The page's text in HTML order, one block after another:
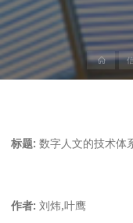
首
页
标题: 数字人文的技术体
作者: 刘炜,叶鹰